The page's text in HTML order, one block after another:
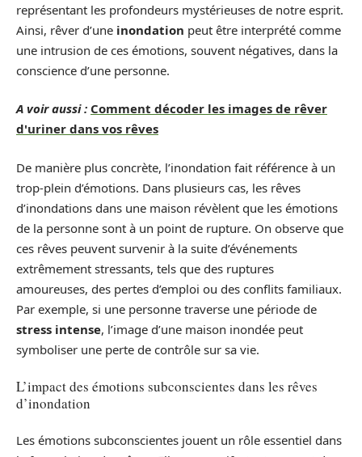
représentant les profondeurs mystérieuses de notre esprit.
Ainsi, rêver d’une inondation peut être interprété comme
une intrusion de ces émotions, souvent négatives, dans la
conscience d’une personne.
A voir aussi : Comment décoder les images de rêver
d'uriner dans vos rêves
De manière plus concrète, l’inondation fait référence à un
trop-plein d’émotions. Dans plusieurs cas, les rêves
d’inondations dans une maison révèlent que les émotions
de la personne sont à un point de rupture. On observe que
ces rêves peuvent survenir à la suite d’événements
extrêmement stressants, tels que des ruptures
amoureuses, des pertes d’emploi ou des conflits familiaux.
Par exemple, si une personne traverse une période de
stress intense, l’image d’une maison inondée peut
symboliser une perte de contrôle sur sa vie.
L’impact des émotions subconscientes dans les rêves
d’inondation
Les émotions subconscientes jouent un rôle essentiel dans